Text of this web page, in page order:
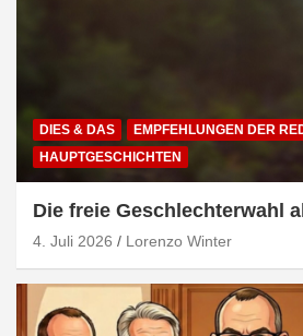
DIES & DAS
EMPFEHLUNGEN DER
HAUPTGESCHICHTEN
Die freie Geschlechterwahl
4. Juli 2026 Lorenzo Winter